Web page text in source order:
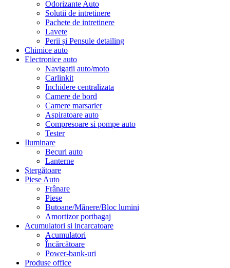
Odorizante Auto
Solutii de intretinere
Pachete de intretinere
Lavete
Perii și Pensule detailing
Chimice auto
Electronice auto
Navigatii auto/moto
Carlinkit
Inchidere centralizata
Camere de bord
Camere marsarier
Aspiratoare auto
Compresoare si pompe auto
Tester
Iluminare
Becuri auto
Lanterne
Ștergătoare
Piese Auto
Frânare
Piese
Butoane/Mânere/Bloc lumini
Amortizor portbagaj
Acumulatori si incarcatoare
Acumulatori
Încărcătoare
Power-bank-uri
Produse office